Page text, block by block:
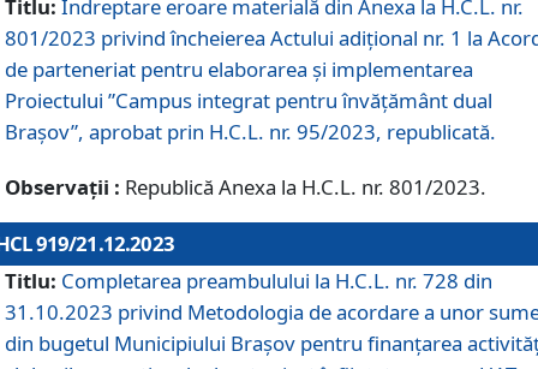
Titlu: Îndreptare eroare materială din Anexa la H.C.L. nr.
801/2023 privind încheierea Actului adițional nr. 1 la
de parteneriat pentru elaborarea și implementarea
Proiectului ”Campus integrat pentru învățământ dual
Brașov”, aprobat prin H.C.L. nr. 95/2023, republicată.
Observații : Republică Anexa la H.C.L. nr. 801/2023.
919/21.12.2023
Titlu: Completarea preambulului la H.C.L. nr. 728 din
31.10.2023 privind Metodologia de acordare a unor
din bugetul Municipiului Brașov pentru finanțarea